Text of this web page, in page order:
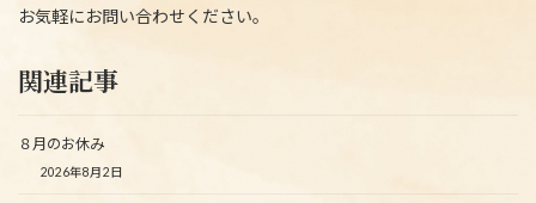
お気軽にお問い合わせください。
関連記事
８月のお休み
2026年8月2日